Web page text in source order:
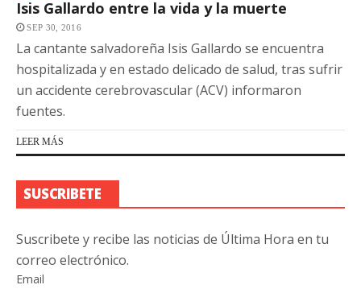
Isis Gallardo entre la vida y la muerte
SEP 30, 2016
La cantante salvadoreña Isis Gallardo se encuentra
hospitalizada y en estado delicado de salud, tras sufrir
un accidente cerebrovascular (ACV) informaron
fuentes.
LEER MÁS
SUSCRIBETE
Suscribete y recibe las noticias de Última Hora en tu
correo electrónico.
Email